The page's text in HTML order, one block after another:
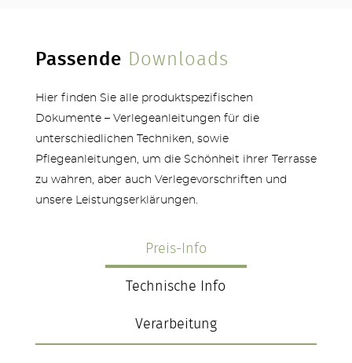
Passende Downloads
Hier finden Sie alle produktspezifischen
Dokumente – Verlegeanleitungen für die
unterschiedlichen Techniken, sowie
Pflegeanleitungen, um die Schönheit ihrer Terrasse
zu wahren, aber auch Verlegevorschriften und
unsere Leistungserklärungen.
Preis-Info
Technische Info
Verarbeitung